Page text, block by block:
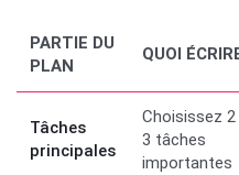
PARTIE DU
PLAN
QUOI
Tâches
principales
Choisissez 2
3 tâches
importantes